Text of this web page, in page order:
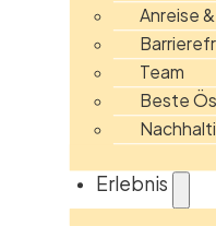
Anreise
Team
Beste
Erlebnis